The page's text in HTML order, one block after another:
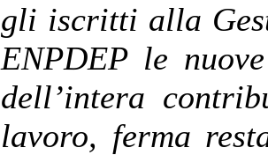
gli iscritti alla
ENPDEP le
dell’intera
lavoro, ferma